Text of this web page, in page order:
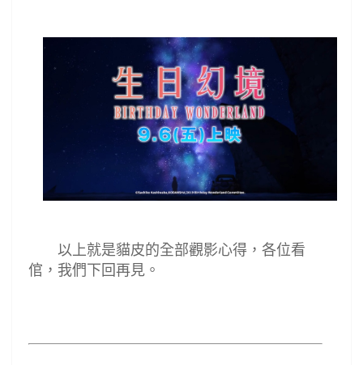
以上就是貓皮的全部觀影心得，各位看
倌，我們下回再見。